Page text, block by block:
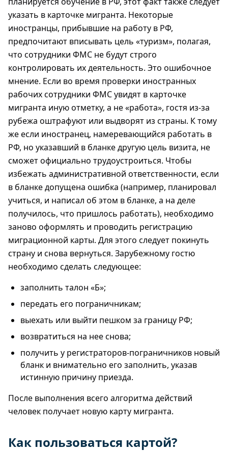
указать в карточке мигранта. Некоторые
иностранцы, прибывшие на работу в РФ,
предпочитают вписывать цель «туризм», полагая,
что сотрудники ФМС не будут строго
контролировать их деятельность. Это ошибочное
мнение. Если во время проверки иностранных
рабочих сотрудники ФМС увидят в карточке
мигранта иную отметку, а не «работа», гостя из-за
рубежа оштрафуют или выдворят из страны. К тому
же если иностранец, намеревающийся работать в
РФ, но указавший в бланке другую цель визита, не
сможет официально трудоустроиться. Чтобы
избежать административной ответственности, если
в бланке допущена ошибка (например, планировал
учиться, и написал об этом в бланке, а на деле
получилось, что пришлось работать), необходимо
заново оформлять и проводить регистрацию
миграционной карты. Для этого следует покинуть
страну и снова вернуться. Зарубежному гостю
необходимо сделать следующее:
заполнить талон «Б»;
передать его пограничникам;
выехать или выйти пешком за границу РФ;
возвратиться на нее снова;
получить у регистраторов-пограничников новый
бланк и внимательно его заполнить, указав
истинную причину приезда.
После выполнения всего алгоритма действий
человек получает новую карту мигранта.
Как пользоваться картой?